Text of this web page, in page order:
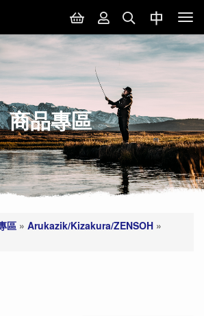
商品專區
區 » Arukazik/Kizakura/ZENSOH »